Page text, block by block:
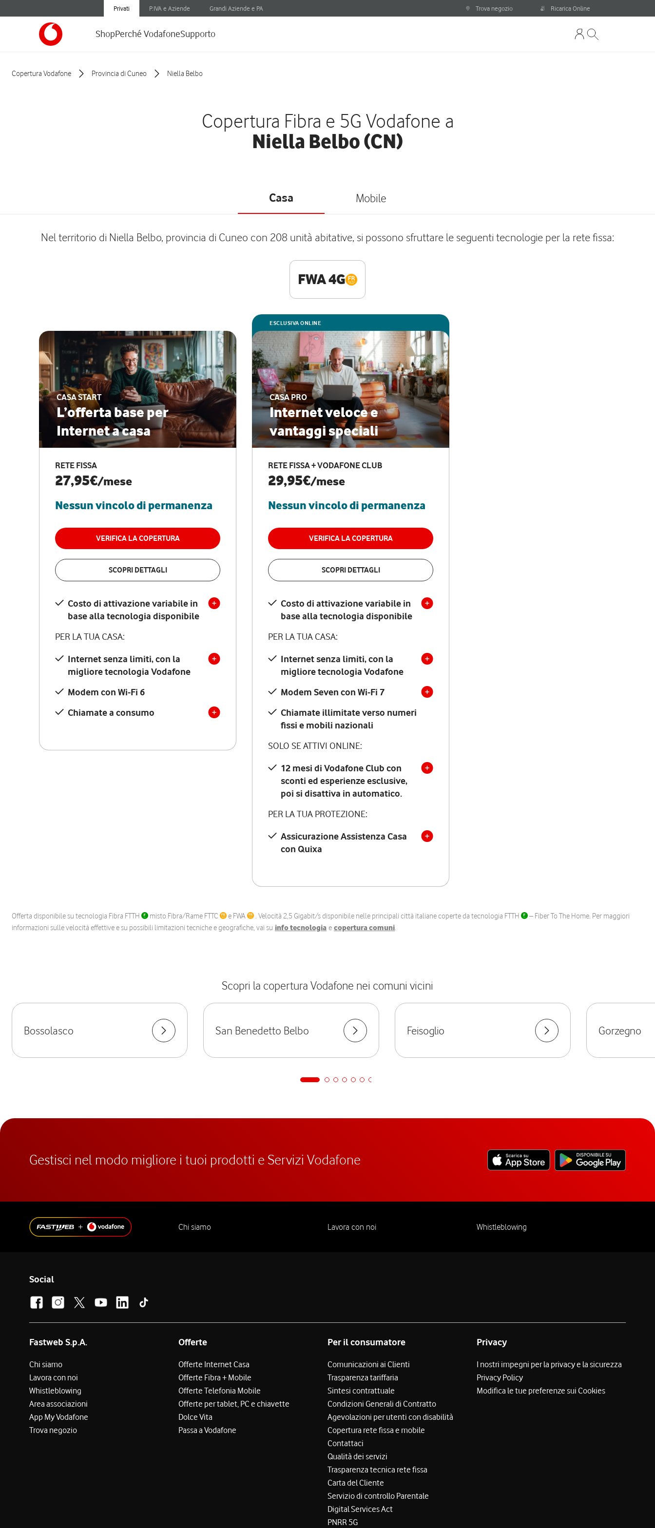
Privati P.IVA e Aziende Grandi Aziende e PA Trova negozio Ricarica Online
ShopPerché VodafoneSupporto
Copertura Vodafone Provincia di Cuneo Niella Belbo
Copertura Fibra e 5G Vodafone a
Niella Belbo (CN)
Casa Mobile
Nel territorio di Niella Belbo, provincia di Cuneo con 208 unità abitative, si possono sfruttare le seguenti tecnologie per la rete fissa:
FWA 4G
CASA START
L’offerta base per
Internet a casa
RETE FISSA
27,95€/mese
Nessun vincolo di permanenza
VERIFICA LA COPERTURA
SCOPRI DETTAGLI
Costo di attivazione variabile in
base alla tecnologia disponibile
PER LA TUA CASA:
Internet senza limiti, con la
migliore tecnologia Vodafone
Modem con Wi-Fi 6
Chiamate a consumo
ESCLUSIVA ONLINE
CASA PRO
Internet veloce e
vantaggi speciali
RETE FISSA + VODAFONE CLUB
29,95€/mese
Nessun vincolo di permanenza
VERIFICA LA COPERTURA
SCOPRI DETTAGLI
Costo di attivazione variabile in
base alla tecnologia disponibile
PER LA TUA CASA:
Internet senza limiti, con la
migliore tecnologia Vodafone
Modem Seven con Wi-Fi 7
Chiamate illimitate verso numeri
fissi e mobili nazionali
SOLO SE ATTIVI ONLINE:
12 mesi di Vodafone Club con
sconti ed esperienze esclusive,
poi si disattiva in automatico.
PER LA TUA PROTEZIONE:
Assicurazione Assistenza Casa
con Quixa
Offerta disponibile su tecnologia Fibra FTTH misto Fibra/Rame FTTC e FWA . Velocità 2,5 Gigabit/s disponibile nelle principali città italiane coperte da tecnologia FTTH
– Fiber To The Home. Per maggiori
informazioni sulle velocità effettive e su possibili limitazioni tecniche e geografiche, vai su info tecnologia e copertura comuni.
Scopri la copertura Vodafone nei comuni vicini
Bossolasco San Benedetto Belbo Feisoglio Gorzegno
Gestisci nel modo migliore i tuoi prodotti e Servizi Vodafone
Chi siamo Lavora con noi Whistleblowing
Social
Fastweb S.p.A.
Chi siamo
Lavora con noi
Whistleblowing
Area associazioni
App My Vodafone
Trova negozio
Offerte
Offerte Internet Casa
Offerte Fibra + Mobile
Offerte Telefonia Mobile
Offerte per tablet, PC e chiavette
Dolce Vita
Passa a Vodafone
Per il consumatore
Comunicazioni ai Clienti
Trasparenza tariffaria
Sintesi contrattuale
Condizioni Generali di Contratto
Agevolazioni per utenti con disabilità
Copertura rete fissa e mobile
Contattaci
Qualità dei servizi
Trasparenza tecnica rete fissa
Carta del Cliente
Servizio di controllo Parentale
Digital Services Act
PNRR 5G
Privacy
I nostri impegni per la privacy e la sicurezza
Privacy Policy
Modifica le tue preferenze sui Cookies